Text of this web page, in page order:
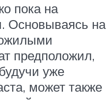
пока на
Основываясь на
предположил,
уже
может также